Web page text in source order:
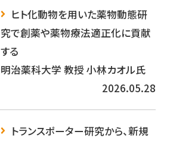
ヒト化動物を用いた薬物動態研
究で創薬や薬物療法適正化に貢献
する
明治薬科大学 教授 小林カオル氏
2026.05.28
トランスポーター研究から、新規